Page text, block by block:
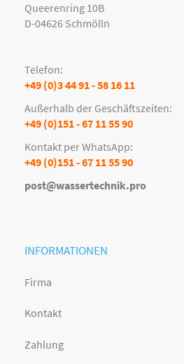
Queerenring 10B
D-04626 Schmölln
Telefon:
+49 (0)3 44 91 - 58 16 11
Außerhalb der Geschäftszeiten:
+49 (0)151 - 67 11 55 90
Kontakt per WhatsApp:
+49 (0)151 - 67 11 55 90
post@wassertechnik.pro
INFORMATIONEN
Firma
Kontakt
Zahlung